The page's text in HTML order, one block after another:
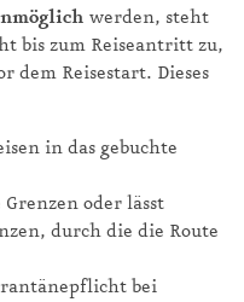
werden, steht
bis zum Reiseantritt zu,
dem Reisestart. Dieses
in das gebuchte
oder lässt
durch die die Route
bei